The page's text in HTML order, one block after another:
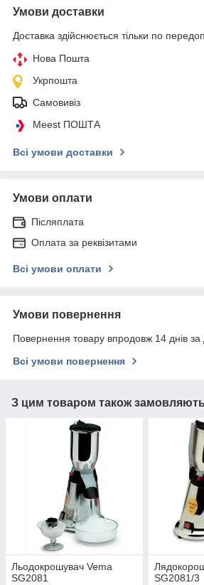
Умови доставки
Доставка здійснюється тільки по
Нова Пошта
Укрпошта
Самовивіз
Meest ПОШТА
Всі умови доставки
Умови оплати
Післяплата
Оплата за реквізитами
Всі умови оплати
Умови повернення
Повернення товару впродовж 14 днів за
Всі умови повернення
З цим товаром також замовляють
Льодокрошувач Vema
SG2081
SG2081/3